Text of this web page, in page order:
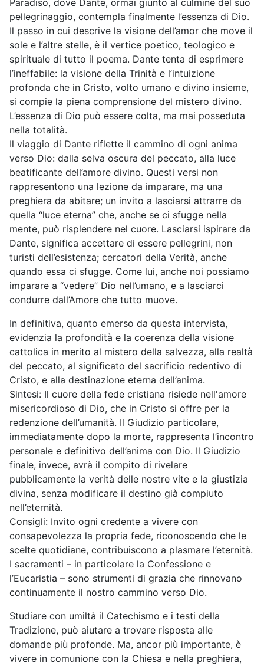
Paradiso, dove Dante, ormai giunto al culmine del suo
pellegrinaggio, contempla finalmente l’essenza di Dio.
Il passo in cui descrive la visione dell’amor che move il
sole e l’altre stelle, è il vertice poetico, teologico e
spirituale di tutto il poema. Dante tenta di esprimere
l’ineffabile: la visione della Trinità e l’intuizione
profonda che in Cristo, volto umano e divino insieme,
si compie la piena comprensione del mistero divino.
L’essenza di Dio può essere colta, ma mai posseduta
nella totalità.
Il viaggio di Dante riflette il cammino di ogni anima
verso Dio: dalla selva oscura del peccato, alla luce
beatificante dell’amore divino. Questi versi non
rappresentono una lezione da imparare, ma una
preghiera da abitare; un invito a lasciarsi attrarre da
quella “luce eterna” che, anche se ci sfugge nella
mente, può risplendere nel cuore. Lasciarsi ispirare da
Dante, significa accettare di essere pellegrini, non
turisti dell’esistenza; cercatori della Verità, anche
quando essa ci sfugge. Come lui, anche noi possiamo
imparare a “vedere” Dio nell’umano, e a lasciarci
condurre dall’Amore che tutto muove.
In definitiva, quanto emerso da questa intervista,
evidenzia la profondità e la coerenza della visione
cattolica in merito al mistero della salvezza, alla realtà
del peccato, al significato del sacrificio redentivo di
Cristo, e alla destinazione eterna dell’anima.
Sintesi: Il cuore della fede cristiana risiede nell'amore
misericordioso di Dio, che in Cristo si offre per la
redenzione dell’umanità. Il Giudizio particolare,
immediatamente dopo la morte, rappresenta l’incontro
personale e definitivo dell’anima con Dio. Il Giudizio
finale, invece, avrà il compito di rivelare
pubblicamente la verità delle nostre vite e la giustizia
divina, senza modificare il destino già compiuto
nell’eternità.
Consigli: Invito ogni credente a vivere con
consapevolezza la propria fede, riconoscendo che le
scelte quotidiane, contribuiscono a plasmare l’eternità.
I sacramenti – in particolare la Confessione e
l’Eucaristia – sono strumenti di grazia che rinnovano
continuamente il nostro cammino verso Dio.
Studiare con umiltà il Catechismo e i testi della
Tradizione, può aiutare a trovare risposta alle
domande più profonde. Ma, ancor più importante, è
vivere in comunione con la Chiesa e nella preghiera,